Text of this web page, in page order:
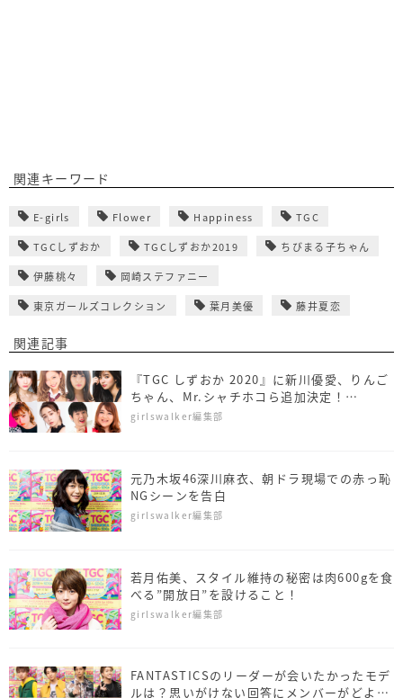
関連キーワード
E-girls Flower Happiness TGC
TGCしずおか TGCしずおか2019 ちびまる子ちゃん
伊藤桃々 岡崎ステファニー
東京ガールズコレクション 葉月美優 藤井夏恋
関連記事
『TGC しずおか 2020』に新川優愛、りんご
ちゃん、Mr.シャチホコら追加決定！
SUPER★DRAGONはTGC初ライブ披露！
girlswalker編集部
元乃木坂46深川麻衣、朝ドラ現場での赤っ恥
NGシーンを告白
girlswalker編集部
若月佑美、スタイル維持の秘密は肉600gを食
べる”開放日”を設けること！
girlswalker編集部
FANTASTICSのリーダーが会いたかったモデ
ルは？思いがけない回答にメンバーがどよめ